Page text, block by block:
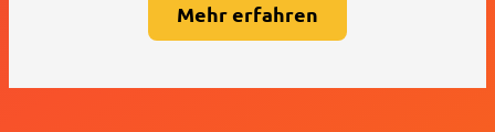
Mehr erfahren